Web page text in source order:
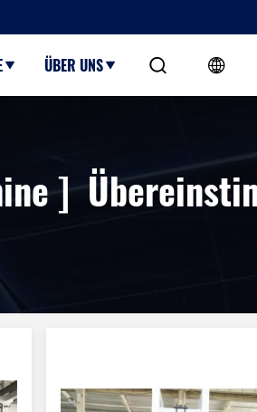
ÜBER UNS
]